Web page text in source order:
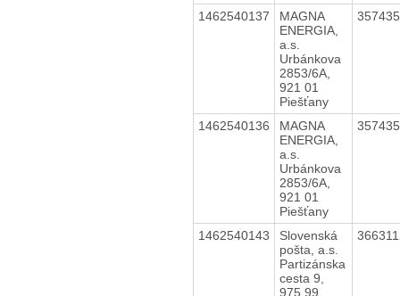
1462540137
MAGNA
ENERGIA,
a.s.
Urbánkova
2853/6A,
921 01
Piešťany
1462540136
MAGNA
ENERGIA,
a.s.
Urbánkova
2853/6A,
921 01
Piešťany
1462540143
Slovenská
pošta, a.s.
Partizánska
cesta 9,
975 99